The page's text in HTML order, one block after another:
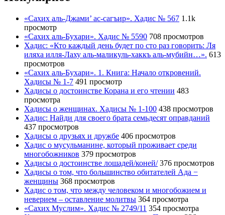
«Сахих аль-Джами’ ас-сагъир». Хадис № 567 1.1k
просмотр
«Сахих аль-Бухари». Хадис № 5590 708 просмотров
Хадис: «Кто каждый день будет по сто раз говорить: Ля
иляха илля-Лаху аль-маликуль-хаккъ аль-мубийн…». 613
просмотров
«Сахих аль-Бухари». 1. Книга: Начало откровений.
Хадисы № 1-7 491 просмотр
Хадисы о достоинстве Корана и его чтении 483
просмотра
Хадисы о женщинах. Хадисы № 1-100 438 просмотров
Хадис: Найди для своего брата семьдесят оправданий
437 просмотров
Хадисы о друзьях и дружбе 406 просмотров
Хадис о мусульманине, который проживает среди
многобожников 379 просмотров
Хадисы о достоинстве лошадей/коней/ 376 просмотров
Хадисы о том, что большинство обитателей Ада −
женщины 368 просмотров
Хадис о том, что между человеком и многобожием и
неверием – оставление молитвы 364 просмотра
«Сахих Муслим». Хадис № 2749/11 354 просмотра